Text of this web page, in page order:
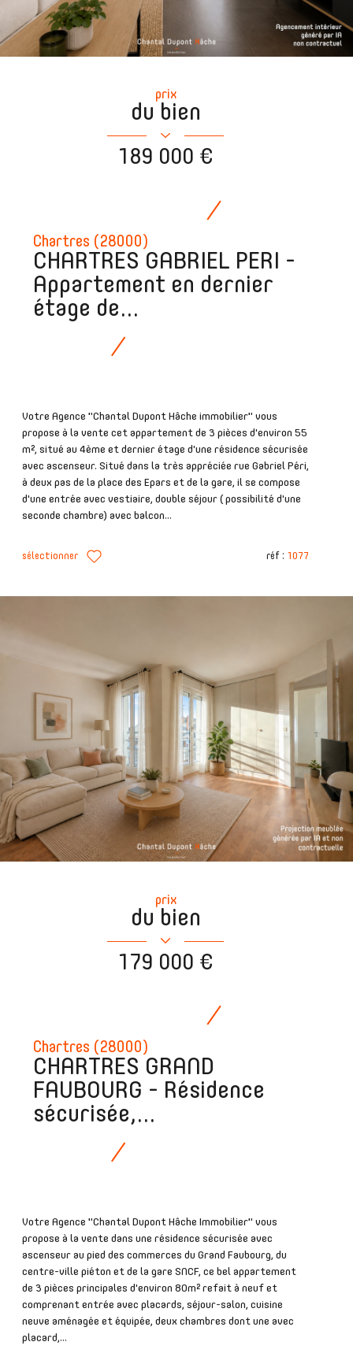
Chartres (28000)
CHARTRES GABRIEL PERI -
Appartement en dernier
étage de...
Votre Agence "Chantal Dupont Hâche immobilier" vous
propose à la vente cet appartement de 3 pièces d'environ 55
m², situé au 4ème et dernier étage d'une résidence sécurisée
avec ascenseur. Situé dans la très appréciée rue Gabriel Péri,
à deux pas de la place des Epars et de la gare, il se compose
d'une entrée avec vestiaire, double séjour ( possibilité d'une
seconde chambre) avec balcon...
prix
du bien
189 000 €
sélectionner réf : 1077
Chartres (28000)
CHARTRES GRAND
FAUBOURG - Résidence
sécurisée,...
Votre Agence "Chantal Dupont Hâche Immobilier" vous
propose à la vente dans une résidence sécurisée avec
ascenseur au pied des commerces du Grand Faubourg, du
centre-ville piéton et de la gare SNCF, ce bel appartement
de 3 pièces principales d'environ 80m² refait à neuf et
comprenant entrée avec placards, séjour-salon, cuisine
neuve aménagée et équipée, deux chambres dont une avec
placard,...
prix
du bien
179 000 €